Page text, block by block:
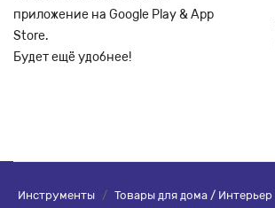
приложение на Google Play & App
Store.
Будет ещё удобнее!
Инструменты / Товары для дома / Интерьер